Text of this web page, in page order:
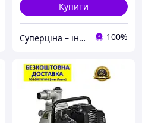
Купити
Суперціна – інтернет-магазин: supertsena.com.ua 100%